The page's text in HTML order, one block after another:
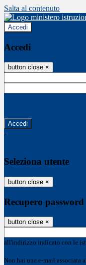
Salta al contenuto
Accedi
Accedi
button close ×
-
Seleziona utente
button close ×
Recupero password
button close ×
all'indirizzo indicato con le
Non hai una e-mail associata